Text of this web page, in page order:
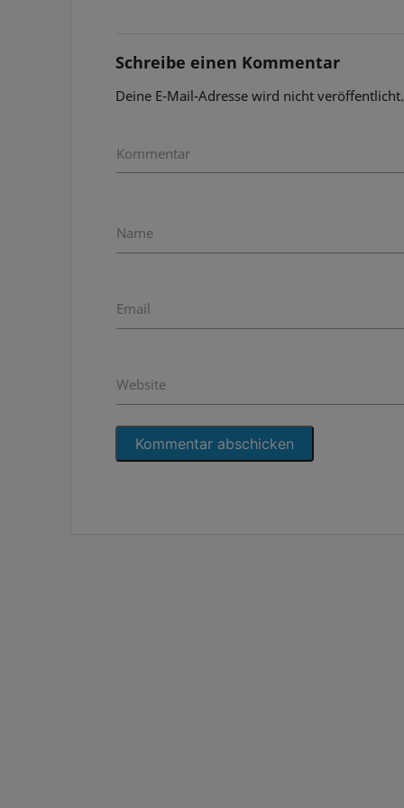
Schreibe einen Kommentar
Deine E-Mail-Adresse wird nicht veröffentlicht.
Kommentar
Name
Email
Website